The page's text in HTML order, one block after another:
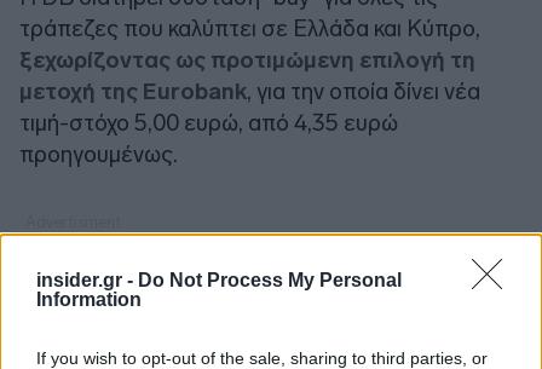
insider.gr - Do Not Process My Personal
Information
If you wish to opt-out of the sale, sharing to third parties, or
τράπεζες που καλύπτει σε Ελλάδα και Κύπρο,
ξεχωρίζοντας ως προτιμώμενη επιλογή τη
μετοχή της Eurobank, για την οποία δίνει νέα
τιμή-στόχο 5,00 ευρώ, από 4,35 ευρώ
προηγουμένως.